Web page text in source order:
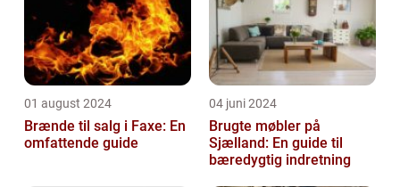
01 august 2024
Brænde til salg i Faxe: En
omfattende guide
04 juni 2024
Brugte møbler på
Sjælland: En guide til
bæredygtig indretning